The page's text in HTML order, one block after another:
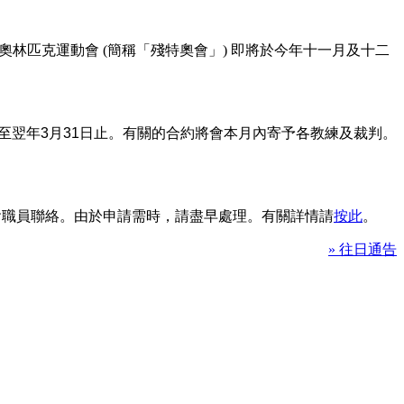
林匹克運動會 (簡稱「殘特奧會」) 即將於今年十一月及十二
翌年3月 31日止。有關的合約將會本月內寄予各教練及裁判。
員聯絡。由於申請需時，請盡早處理。有關詳情請按此。
» 往日通告